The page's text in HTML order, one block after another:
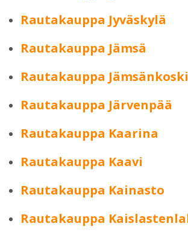
Rautakauppa Jyväskylä
Rautakauppa Jämsä
Rautakauppa Jämsänkoski
Rautakauppa Järvenpää
Rautakauppa Kaarina
Rautakauppa Kaavi
Rautakauppa Kainasto
Rautakauppa